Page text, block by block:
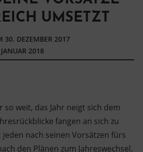
UMSETZT
30. DEZEMBER 2017
2018
so weit, das Jahr neigt sich dem
fangen an sich zu
nach seinen Vorsätzen fürs
den Plänen zum Jahreswechsel.